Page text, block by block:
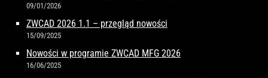
09/01/2026
ZWCAD 2026 1.1 – przegląd nowości
15/09/2025
Nowości w programie ZWCAD MFG 2026
16/06/2025